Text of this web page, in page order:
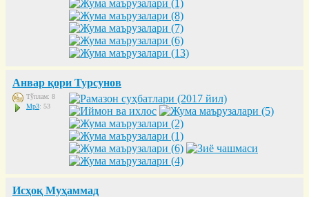
Анвар қори Турсунов
Тўплам: 8
Mp3: 53
Исҳоқ Муҳаммад